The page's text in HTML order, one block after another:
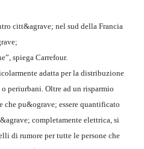
citt&agrave; nel sud della Francia
spiega Carrefour.
adatta per la distribuzione
periurbani. Oltre ad un risparmio
che pu&ograve; essere quantificato
completamente elettrica, si
di rumore per tutte le persone che